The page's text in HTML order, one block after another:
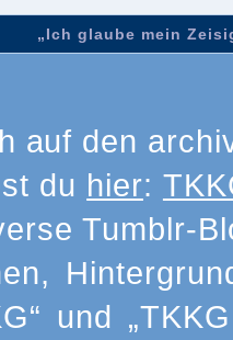
„Ich glaube mein
auf den
du hier:
Tumblr-
und